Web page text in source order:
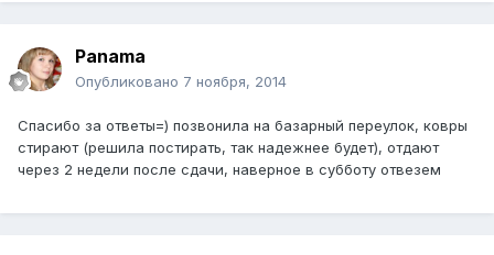
Panama
Опубликовано 7 ноября, 2014
Спасибо за ответы=) позвонила на базарный переулок, ковры
стирают (решила постирать, так надежнее будет), отдают
через 2 недели после сдачи, наверное в субботу отвезем